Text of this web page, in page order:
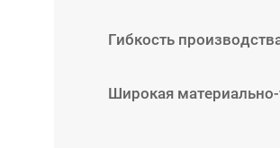
Гибкость
Широкая материально-